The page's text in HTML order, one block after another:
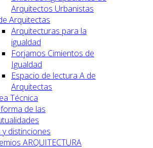
Arquitectos Urbanistas
Arquitectas
Arquitecturas para la
igualdad
Forjamos Cimientos de
Igualdad
Espacio de lectura A de
Arquitectas
Técnica
de las
y distinciones
ARQUITECTURA